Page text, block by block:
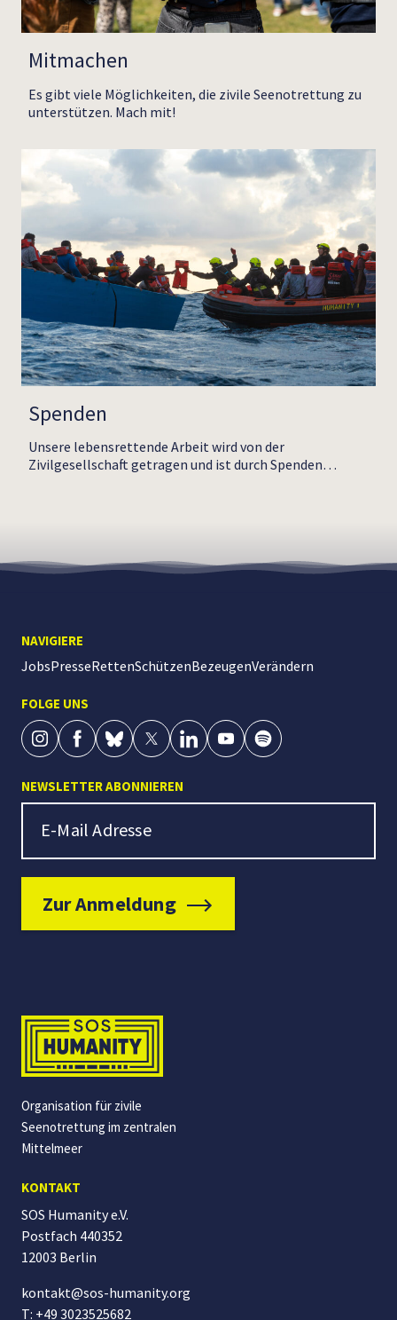
Mitmachen
Es gibt viele Möglichkeiten, die zivile Seenotrettung zu
unterstützen. Mach mit!
Spenden
Unsere lebensrettende Arbeit wird von der
Zivilgesellschaft getragen und ist durch Spenden…
NAVIGIERE
JobsPresseRettenSchützenBezeugenVerändern
FOLGE UNS
NEWSLETTER ABONNIEREN
Newsletter Signup
E-Mail Adresse
Zur Anmeldung
Organisation für zivile
Seenotrettung im zentralen
Mittelmeer
KONTAKT
SOS Humanity e.V.
Postfach 440352
12003 Berlin
kontakt@sos-humanity.org
T: +49 3023525682